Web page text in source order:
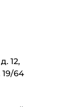
12,
64